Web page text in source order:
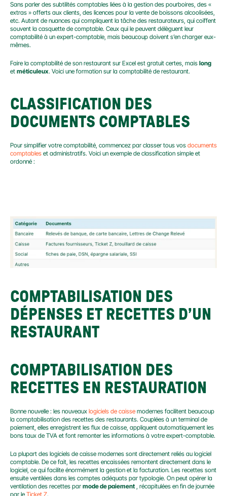
Sans parler des subtilités comptables liées à la gestion des pourboires, des «
extras » offerts aux clients, des licences pour la vente de boissons alcoolisées,
etc. Autant de nuances qui compliquent la tâche des restaurateurs, qui coiffent
souvent la casquette de comptable. Ceux qui le peuvent délèguent leur
comptabilité à un expert-comptable, mais beaucoup doivent s’en charger eux-
mêmes.
Faire la comptabilité de son restaurant sur Excel est gratuit certes, mais long
et méticuleux. Voici une formation sur la comptabilité de restaurant.
CLASSIFICATION DES
DOCUMENTS COMPTABLES
Pour simplifier votre comptabilité, commencez par classer tous vos documents
comptables et administratifs. Voici un exemple de classification simple et
ordonné :
COMPTABILISATION DES
DÉPENSES ET RECETTES D’UN
RESTAURANT
COMPTABILISATION DES
RECETTES EN RESTAURATION
Bonne nouvelle : les nouveaux logiciels de caisse modernes facilitent beaucoup
la comptabilisation des recettes des restaurants. Couplées à un terminal de
paiement, elles enregistrent les flux de caisse, appliquent automatiquement les
bons taux de TVA et font remonter les informations à votre expert-comptable.
La plupart des logiciels de caisse modernes sont directement reliés au logiciel
comptable. De ce fait, les recettes encaissées remontent directement dans le
logiciel, ce qui facilite énormément la gestion et la facturation. Les recettes sont
ensuite ventilées dans les comptes adéquats par typologie. On peut opérer la
ventilation des recettes par mode de paiement , récapitulées en fin de journée
par le Ticket Z.